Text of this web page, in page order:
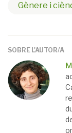
Gènere i
SOBRE L'AUTOR/A